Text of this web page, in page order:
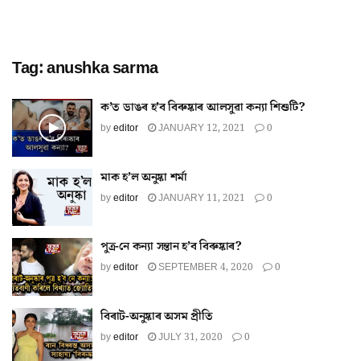
Tag:anushka sarma
ক’ত ডাঙৰ হ’ব বিৰুষ্কাৰ আলসুৱা কন্যা শিশুটি?
byeditor JANUARY 12, 2021 0
মাক হ’ল অনুষ্কা শৰ্মা
byeditor JANUARY 11, 2021 0
পুত্ৰ-নে কন্যা সন্তান হ’ব বিৰুষ্কাৰ?
byeditor SEPTEMBER 4, 2020 0
বিৰাট-অনুষ্কাৰ অসম প্ৰীতি
byeditor JULY 31, 2020 0